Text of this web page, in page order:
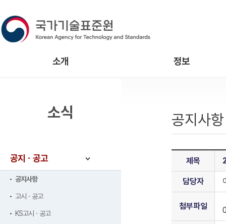
소개 정보
공지사항
제목
담당자
첨부파일
소식
공지ㆍ공고
공지사항
고시ㆍ공고
KS고시ㆍ공고